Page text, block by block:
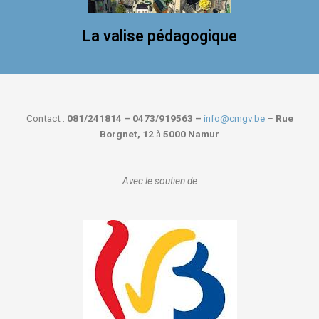
La valise pédagogique
Contact : 081/241814 – 0473/919563 – info@cmgv.be– Rue
Borgnet, 12 à 5000 Namur
Avec le soutien de